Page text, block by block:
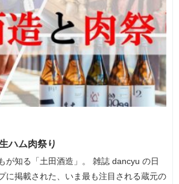
ハム肉祭り
が知る「土田酒造」。 雑誌 dancyu の日
に掲載された、いま最も注目される蔵元の